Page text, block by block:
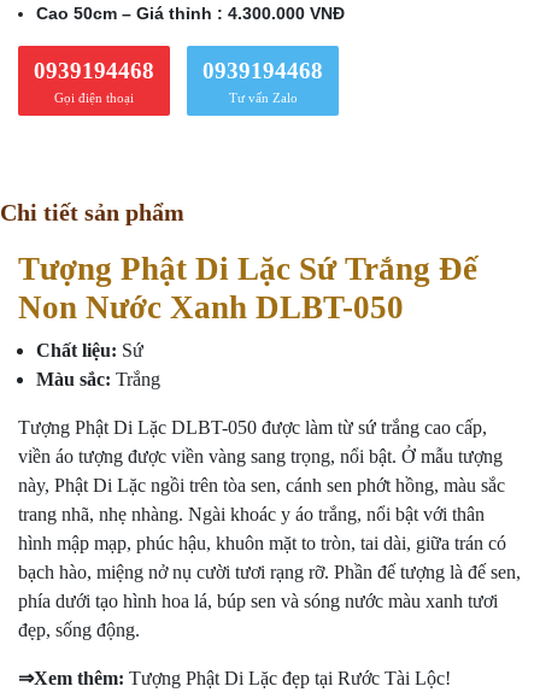
Cao 50cm – Giá thỉnh : 4.300.000 VNĐ
0939194468
Gọi điện thoại
0939194468
Tư vấn Zalo
Chi tiết sản phẩm
Tượng Phật Di Lặc Sứ Trắng Đế
Non Nước Xanh DLBT-050
Chất liệu: Sứ
Màu sắc: Trắng
Tượng Phật Di Lặc DLBT-050 được làm từ sứ trắng cao cấp,
viền áo tượng được viền vàng sang trọng, nổi bật. Ở mẫu tượng
này, Phật Di Lặc ngồi trên tòa sen, cánh sen phớt hồng, màu sắc
trang nhã, nhẹ nhàng. Ngài khoác y áo trắng, nổi bật với thân
hình mập mạp, phúc hậu, khuôn mặt to tròn, tai dài, giữa trán có
bạch hào, miệng nở nụ cười tươi rạng rỡ. Phần đế tượng là đế sen,
phía dưới tạo hình hoa lá, búp sen và sóng nước màu xanh tươi
đẹp, sống động.
⇒Xem thêm: Tượng Phật Di Lặc đẹp tại Rước Tài Lộc!